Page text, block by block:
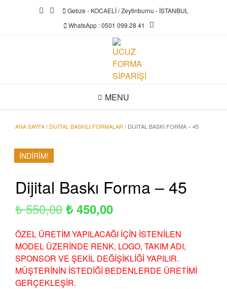
Gebze - KOCAELİ / Zeytinburnu - İSTANBUL
WhatsApp : 0501 099 28 41
MENU
ANA SAYFA/ DIJITAL BASKILI FORMALAR / DIJITAL BASKI FORMA – 45
İNDIRIM!
Dijital Baskı Forma – 45
₺550,00 Orijinal
₺ 550,00.
₺ 450,00Şu
andaki
fiyat:
₺ 450,00.
ÖZEL ÜRETİM YAPILACAĞI İÇİN İSTENİLEN
MODEL ÜZERİNDE RENK, LOGO, TAKIM ADI,
SPONSOR VE ŞEKİL DEĞİŞİKLİĞİ YAPILIR.
MÜŞTERİNİN İSTEDİĞİ BEDENLERDE ÜRETİMİ
GERÇEKLEŞİR.